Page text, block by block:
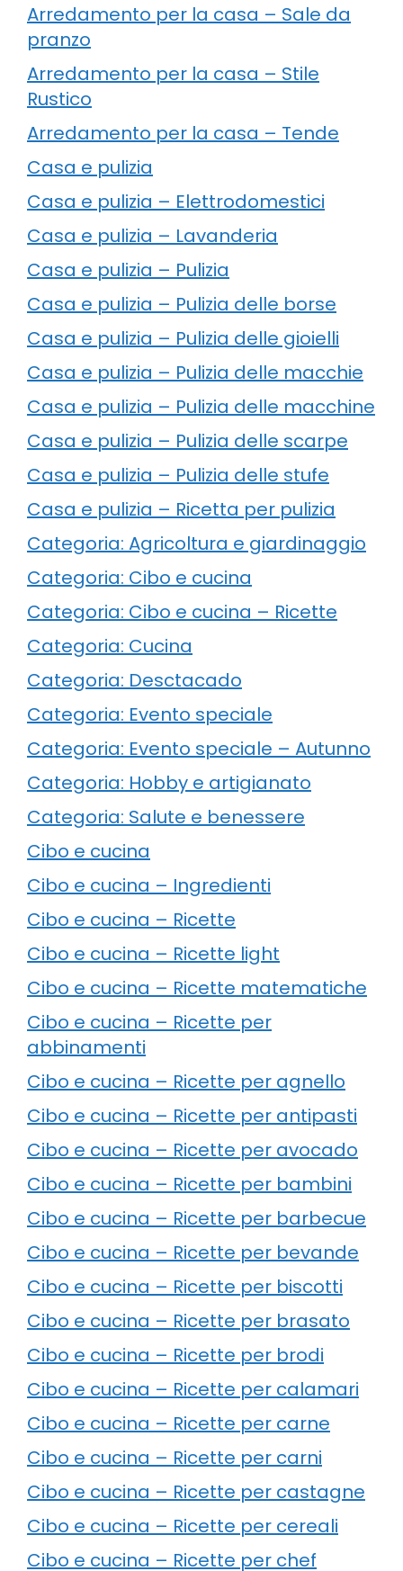
Arredamento per la casa – Sale da
pranzo
Arredamento per la casa – Stile
Rustico
Arredamento per la casa – Tende
Casa e pulizia
Casa e pulizia – Elettrodomestici
Casa e pulizia – Lavanderia
Casa e pulizia – Pulizia
Casa e pulizia – Pulizia delle borse
Casa e pulizia – Pulizia delle gioielli
Casa e pulizia – Pulizia delle macchie
Casa e pulizia – Pulizia delle macchine
Casa e pulizia – Pulizia delle scarpe
Casa e pulizia – Pulizia delle stufe
Casa e pulizia – Ricetta per pulizia
Categoria: Agricoltura e giardinaggio
Categoria: Cibo e cucina
Categoria: Cibo e cucina – Ricette
Categoria: Cucina
Categoria: Desctacado
Categoria: Evento speciale
Categoria: Evento speciale – Autunno
Categoria: Hobby e artigianato
Categoria: Salute e benessere
Cibo e cucina
Cibo e cucina – Ingredienti
Cibo e cucina – Ricette
Cibo e cucina – Ricette light
Cibo e cucina – Ricette matematiche
Cibo e cucina – Ricette per
abbinamenti
Cibo e cucina – Ricette per agnello
Cibo e cucina – Ricette per antipasti
Cibo e cucina – Ricette per avocado
Cibo e cucina – Ricette per bambini
Cibo e cucina – Ricette per barbecue
Cibo e cucina – Ricette per bevande
Cibo e cucina – Ricette per biscotti
Cibo e cucina – Ricette per brasato
Cibo e cucina – Ricette per brodi
Cibo e cucina – Ricette per calamari
Cibo e cucina – Ricette per carne
Cibo e cucina – Ricette per carni
Cibo e cucina – Ricette per castagne
Cibo e cucina – Ricette per cereali
Cibo e cucina – Ricette per chef